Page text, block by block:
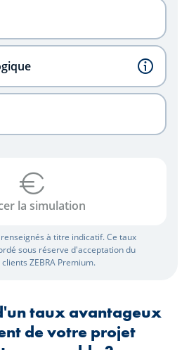
la simulation
à titre indicatif. Ce taux
sous réserve d'acceptation du
ZEBRA Premium.
taux avantageux
de votre projet